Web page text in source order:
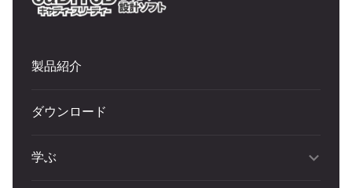
製品紹介
ダウンロード
学ぶ